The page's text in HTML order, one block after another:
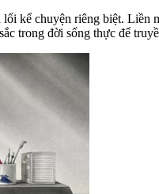
kể chuyện riêng biệt. Liền
trong đời sống thực để